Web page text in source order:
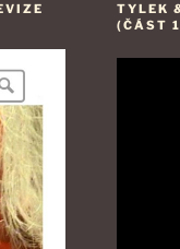
TYLEK
(ČÁST